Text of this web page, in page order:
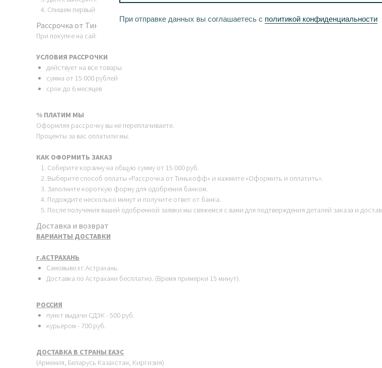
Спишем первый платёж и отправим вам заказ. Остальное — точно по графику.
Рассрочка от Тинькофф
При покупке на сайте вы можете оформить беспроцентную рассрочку.
УСЛОВИЯ РАССРОЧКИ
действует на все товары
сумма от 15 000 рублей
срок до 6 месяцев
% ПЛАТИМ МЫ
Оформляя рассрочку вы не переплачиваете.
Проценты за вас оплатили мы.
КАК ОФОРМИТЬ ЗАКАЗ
Соберите корзину на общую сумму от 15 000 руб.
Выберите способ оплаты «Рассрочка от Тинькофф» и нажмите «Оформить и оплатить».
Заполните короткую форму для одобрения банком.
Подождите несколько минут и получите ответ от банка.
После получения вашей одобренной заявки мы свяжемся с вами для подтверждения деталей заказа и
Доставка и возврат
ВАРИАНТЫ ДОСТАВКИ
г.АСТРАХАНЬ
Самовывоз г.Астрахань.
Доставка по Астрахани бесплатно. (Время примерки 15 минут).
РОССИЯ
пункт выдачи СДЭК - 500 руб.
курьером - 700 руб.
ДОСТАВКА В СТРАНЫ ЕАЭС
(Армения, Беларусь Казахстан, Киргизия)
При отправке данных вы соглашаетесь с политикой конфиденциальности